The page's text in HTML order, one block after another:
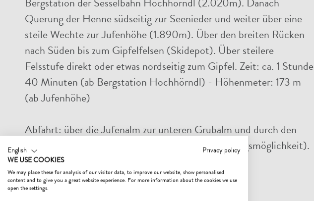
Bergstation der Sesselbahn Hochhörndl (2.020m). Danach
Querung der Henne südseitig zur Seenieder und weiter über eine
steile Wechte zur Jufenhöhe (1.890m). Über den breiten Rücken
nach Süden bis zum Gipfelfelsen (Skidepot). Über steilere
Felsstufe direkt oder etwas nordseitig zum Gipfel. Zeit: ca. 1 Stunde
40 Minuten (ab Bergstation Hochhörndl) - Höhenmeter: 173 m
(ab Jufenhöhe)
Abfahrt: über die Jufenalm zur unteren Grubalm und durch den
Pletzergraben nach Fieberbrunn (auch eine Aufstiegsmöglichkeit).
English
Privacy policy
WE USE COOKIES
We may place these for analysis of our visitor data, to improve our website, show personalised
content and to give you a great website experience. For more information about the cookies we use
open the settings.